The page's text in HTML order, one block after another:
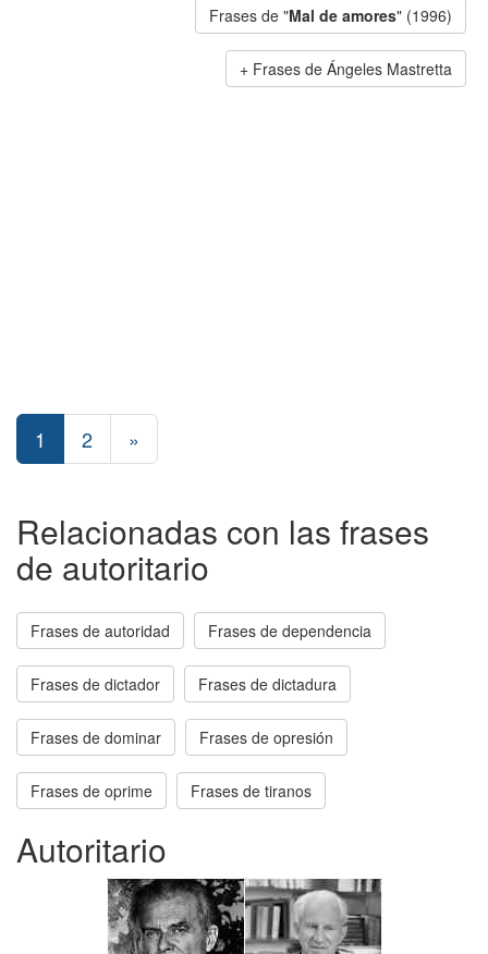
Frases de "Mal de amores" (1996)
Frases de Ángeles Mastretta
1 2 »
Relacionadas con las frases
de autoritario
Frases de autoridad Frases de dependencia
Frases de dictador Frases de dictadura
Frases de dominar Frases de opresión
Frases de oprime Frases de tiranos
Autoritario